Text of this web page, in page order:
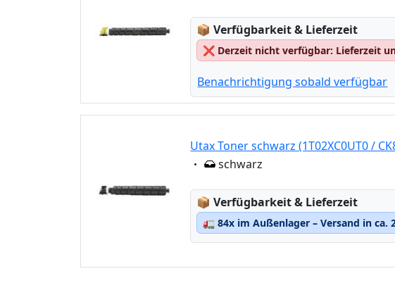
📦Lagerstatus:
Verfügbarkeit & Lieferzeit
❌ Derzeit nicht verfügbar: Lieferzeit
Benachrichtigung sobald verfügbar
Utax Toner schwarz (1T02XC0UT0 /
Eigenschaft:
schwarz
📦Lagerstatus:
Verfügbarkeit & Lieferzeit
🚛 84x im Außenlager – Versand in ca.